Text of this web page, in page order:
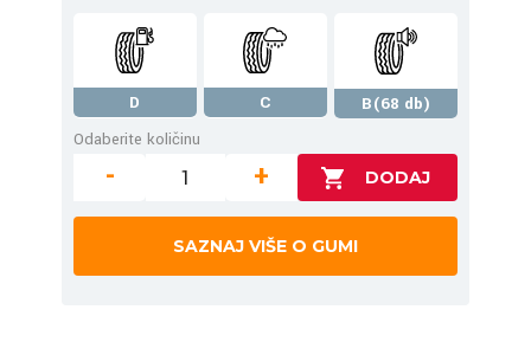
D C
B(68 db)
Odaberite količinu
- +
SAZNAJ VIŠE O GUMI